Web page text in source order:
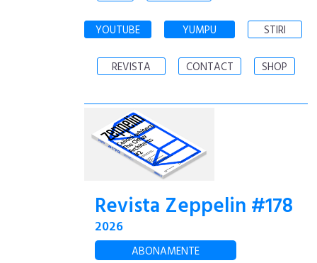
YOUTUBE YUMPU STIRI
REVISTA CONTACT SHOP
Revista Zeppelin #178
2026
ABONAMENTE